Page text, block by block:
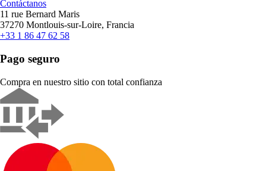
Contáctanos
11 rue Bernard Maris
37270 Montlouis-sur-Loire, Francia
+33 1 86 47 62 58
Pago seguro
Compra en nuestro sitio con total confianza